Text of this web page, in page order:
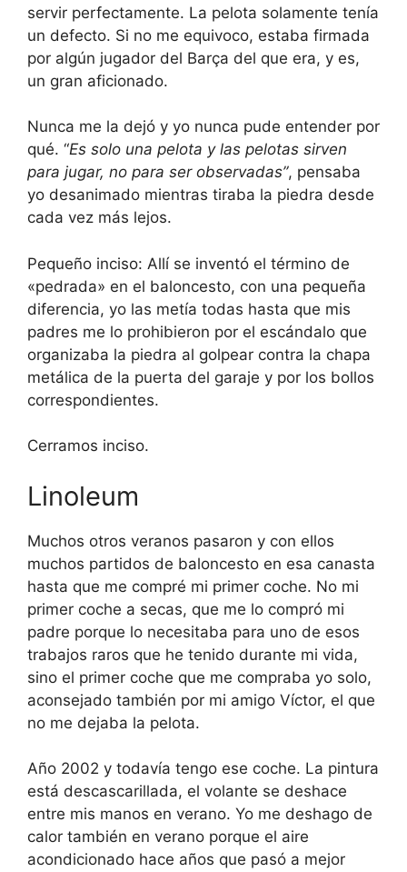
servir perfectamente. La pelota solamente tenía
un defecto. Si no me equivoco, estaba firmada
por algún jugador del Barça del que era, y es,
un gran aficionado.
Nunca me la dejó y yo nunca pude entender por
qué. “Es solo una pelota y las pelotas sirven
para jugar, no para ser observadas”, pensaba
yo desanimado mientras tiraba la piedra desde
cada vez más lejos.
Pequeño inciso: Allí se inventó el término de
«pedrada» en el baloncesto, con una pequeña
diferencia, yo las metía todas hasta que mis
padres me lo prohibieron por el escándalo que
organizaba la piedra al golpear contra la chapa
metálica de la puerta del garaje y por los bollos
correspondientes.
Cerramos inciso.
Linoleum
Muchos otros veranos pasaron y con ellos
muchos partidos de baloncesto en esa canasta
hasta que me compré mi primer coche. No mi
primer coche a secas, que me lo compró mi
padre porque lo necesitaba para uno de esos
trabajos raros que he tenido durante mi vida,
sino el primer coche que me compraba yo solo,
aconsejado también por mi amigo Víctor, el que
no me dejaba la pelota.
Año 2002 y todavía tengo ese coche. La pintura
está descascarillada, el volante se deshace
entre mis manos en verano. Yo me deshago de
calor también en verano porque el aire
acondicionado hace años que pasó a mejor